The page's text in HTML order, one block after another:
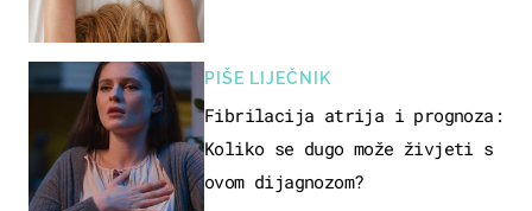
PIŠE LIJEČNIK
Fibrilacija atrija i prognoza:
Koliko se dugo može živjeti s
ovom dijagnozom?